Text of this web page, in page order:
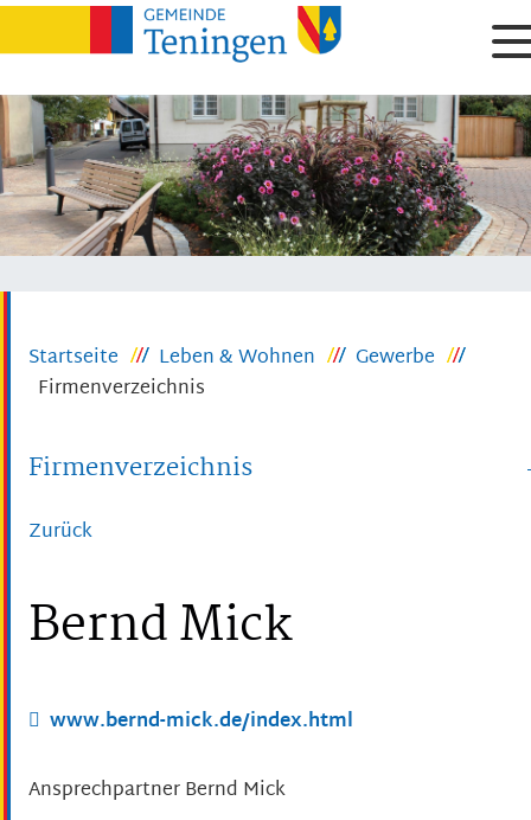
Startseite Leben & Wohnen
Gewerbe
Firmenverzeichnis
Firmenverzeichnis
Zurück
Bernd Mick
www.bernd-mick.de/index.html
AnsprechpartnerBernd Mick